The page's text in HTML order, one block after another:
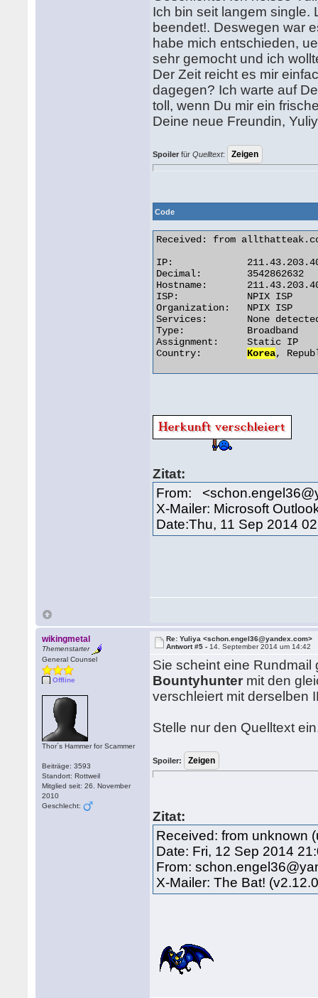
Ich bin seit langem single.
beendet!. Deswegen war
habe mich entschieden,
sehr gemocht und ich
Der Zeit reicht es mir
dagegen? Ich warte auf
toll, wenn Du mir ein
Deine neue Freundin,
Spoiler fürQuelltext:
Code
Received: from
IP:		211.43.203.40
Decimal:	3542862632
Hostname:	211.43.203.40
ISP:		NPIX ISP
Organization:	NPIX ISP
Services:	None detected
Type:		Broadband
Assignment:	Static IP
Korea,
Zitat:
From:
X-Mailer: Microsoft
Date:Thu, 11 Sep 2014
wikingmetal
Themenstarter
General Counsel
Offline
Thor´s Hammer for Scammer
Beiträge: 3593
Standort: Rottweil
Mitglied seit: 26. November
2010
Geschlecht:
Re: Yuliya <schon.engel36@yandex.com>
Antwort #5 - 14. September 2014 um 14:42
Sie scheint eine
Bountyhunter mit den
verschleiert mit derselben
Stelle nur den Quelltext
Spoiler:
Zitat:
Received: from unknown
Date: Fri, 12 Sep 2014
From:
X-Mailer: The Bat!